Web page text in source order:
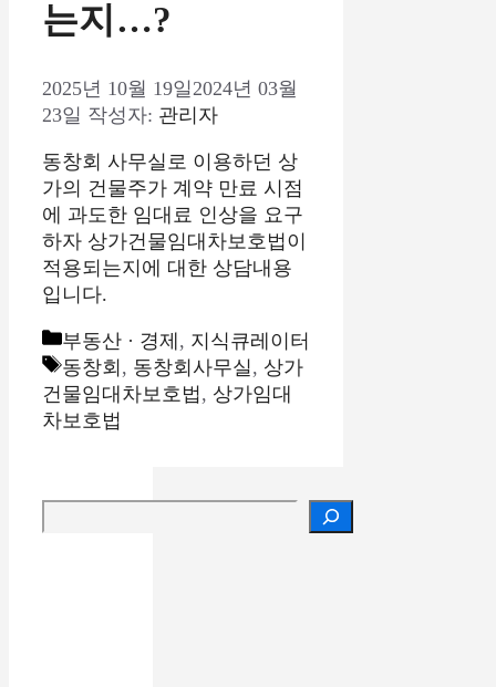
는지…?
2025년 10월 19일 2024년 03월
23일 작성자: 관리자
동창회 사무실로 이용하던 상
가의 건물주가 계약 만료 시점
에 과도한 임대료 인상을 요구
하자 상가건물임대차보호법이
적용되는지에 대한 상담내용
입니다.
카
테
고
리
부동산 · 경제, 지식큐레이터
태
그
동창회 , 동창회사무실, 상가
건물임대차보호법 , 상가임대
차보호법